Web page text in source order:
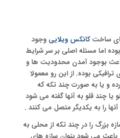
ساختکانکس ویلایی وجود
بوده اما مسئله اصلی بر سر شرایط
بوجود آمدن محدودیت ها و
ترافیکی بوده. از این رو معمولا
و یا به صورت چند تکه که
یا چند قلو به آنها گفته می شود
را به یکدیگر متصل می کنند .
بزرگ را در چند تکه از محلی به